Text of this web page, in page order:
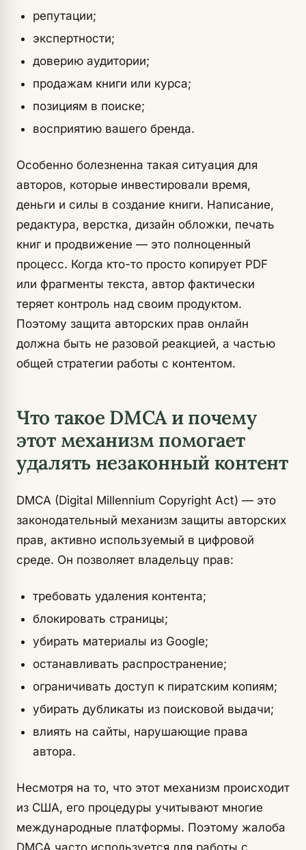
репутации;
экспертности;
доверию аудитории;
продажам книги или курса;
позициям в поиске;
восприятию вашего бренда.
Особенно болезненна такая ситуация для
авторов, которые инвестировали время,
деньги и силы в создание книги. Написание,
редактура, верстка, дизайн обложки, печать
книг и продвижение — это полноценный
процесс. Когда кто-то просто копирует PDF
или фрагменты текста, автор фактически
теряет контроль над своим продуктом.
Поэтому защита авторских прав онлайн
должна быть не разовой реакцией, а частью
общей стратегии работы с контентом.
Что такое DMCA и почему
этот механизм помогает
удалять незаконный контент
DMCA (Digital Millennium Copyright Act) — это
законодательный механизм защиты авторских
прав, активно используемый в цифровой
среде. Он позволяет владельцу прав:
требовать удаления контента;
блокировать страницы;
убирать материалы из Google;
останавливать распространение;
ограничивать доступ к пиратским копиям;
убирать дубликаты из поисковой выдачи;
влиять на сайты, нарушающие права
автора.
Несмотря на то, что этот механизм происходит
из США, его процедуры учитывают многие
международные платформы. Поэтому жалоба
DMCA часто используется для работы с